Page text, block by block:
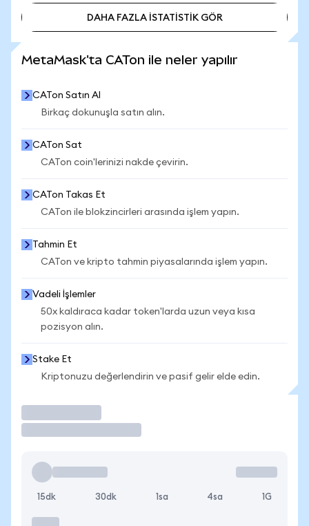
DAHA FAZLA İSTATİSTİK GÖR
MetaMask'ta CATon ile neler yapılır
CATon Satın Al
Birkaç dokunuşla satın alın.
CATon Sat
CATon coin'lerinizi nakde çevirin.
CATon Takas Et
CATon ile blokzincirleri arasında işlem yapın.
Tahmin Et
CATon ve kripto tahmin piyasalarında işlem yapın.
Vadeli İşlemler
50x kaldıraca kadar token'larda uzun veya kısa
pozisyon alın.
Stake Et
Kriptonuzu değerlendirin ve pasif gelir elde edin.
15dk 30dk 1sa 4sa 1G